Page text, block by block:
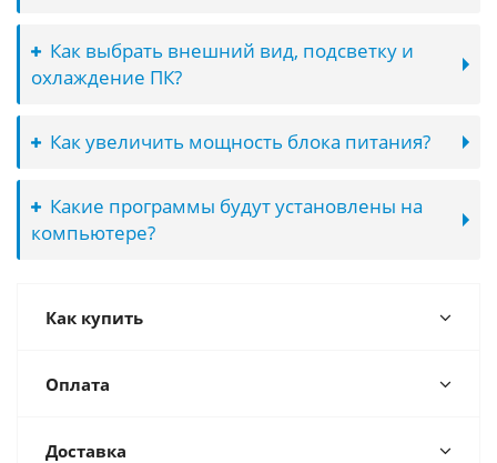
Как выбрать внешний вид, подсветку и
охлаждение ПК?
Как увеличить мощность блока питания?
Какие программы будут установлены на
компьютере?
Как купить
Оплата
Доставка